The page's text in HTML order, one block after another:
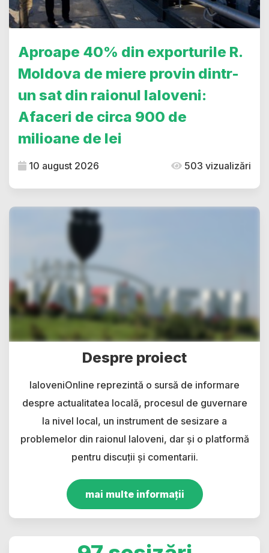
Aproape 40% din exporturile R.
Moldova de miere provin dintr-
un sat din raionul Ialoveni:
Afaceri de circa 900 de
milioane de lei
10 august 2026 503 vizualizări
Despre proiect
IaloveniOnline reprezintă o sursă de informare
despre actualitatea locală, procesul de guvernare
la nivel local, un instrument de sesizare a
problemelor din raionul Ialoveni, dar și o platformă
pentru discuții și comentarii.
mai multe informații